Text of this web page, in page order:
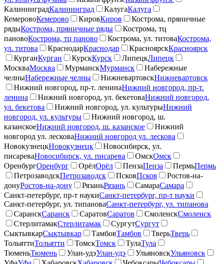
КалининградКалининград КалугаКалуга
КемеровоКемерово КировКиров
Кострома, пряничные
рядыКострома, пряничные ряды
Кострома, тц
пановоКострома, тц паново Кострома, ул. титоваКострома,
ул. титова
КраснодарКраснодар КрасноярскКрасноярск
КурганКурган КурскКурск ЛипецкЛипецк
МоскваМосква МурманскМурманск
Набережные
челныНабережные челны НижневартовскНижневартовск
Нижний новгород, пр-т. ленинаНижний новгород, пр-т.
ленина
Нижний новгород, ул. бекетоваНижний новгород,
ул. бекетова
Нижний новгород, ул. культурыНижний
новгород, ул. культуры
Нижний новгород, ш.
казанскоеНижний новгород, ш. казанское
Нижний
новгород ул. лесковаНижний новгород ул. лескова
НовокузнецкНовокузнецк
Новосибирск, ул.
писареваНовосибирск, ул. писарева ОмскОмск
ОренбургОренбург ОрёлОрёл ПензаПенза ПермьПермь
ПетрозаводскПетрозаводск ПсковПсков
Ростов-на-
донуРостов-на-дону РязаньРязань СамараСамара
Санкт-петербург, пр-т наукиСанкт-петербург, пр-т науки
Санкт-петербург, ул. типановаСанкт-петербург, ул. типанова
СаранскСаранск СаратовСаратов СмоленскСмоленск
СтерлитамакСтерлитамак СургутСургут
СыктывкарСыктывкар ТамбовТамбов ТверьТверь
ТольяттиТольятти ТомскТомск ТулаТула
ТюменьТюмень Улан-удэУлан-удэ УльяновскУльяновск